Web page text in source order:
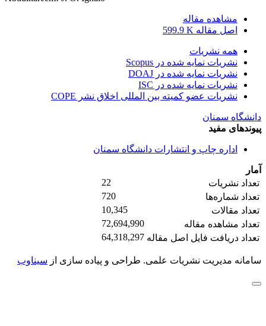
مشاهده مقاله
اصل مقاله 599.9 K
همه نشریات
نشریات نمایه شده در Scopus
نشریات نمایه شده در DOAJ
نشریات نمایه شده در ISC
نشریات عضو کمیته بین المللی اخلاق نشر COPE
دانشگاه سمنان
پیوندهای مفید
اداره چاپ و انتشارات دانشگاه سمنان
آمار
تعداد نشریات
22
تعداد شماره‌ها
720
تعداد مقالات
10,345
تعداد مشاهده مقاله
72,694,990
تعداد دریافت فایل اصل مقاله 64,318,297
سامانه مدیریت نشریات علمی. طراحی و پیاده سازی از سیناوب